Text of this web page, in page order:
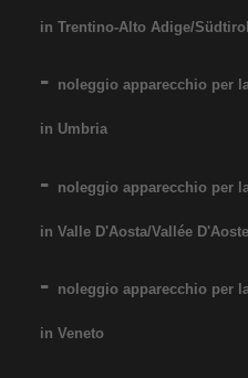
in Trentino-Alto Adige/Südtirol
noleggio apparecchio per
in Umbria
noleggio apparecchio per
in Valle D'Aosta/Vallée D'Aoste
noleggio apparecchio per
in Veneto